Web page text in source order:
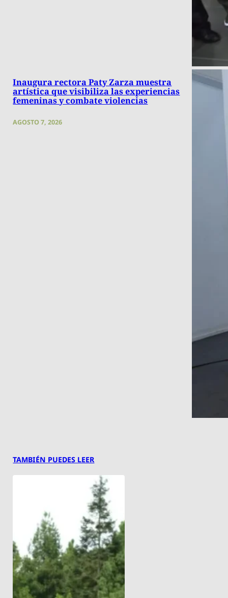
Inaugura rectora Paty Zarza muestra
artística que visibiliza las experiencias
femeninas y combate violencias
AGOSTO 7, 2026
TAMBIÉN PUEDES LEER